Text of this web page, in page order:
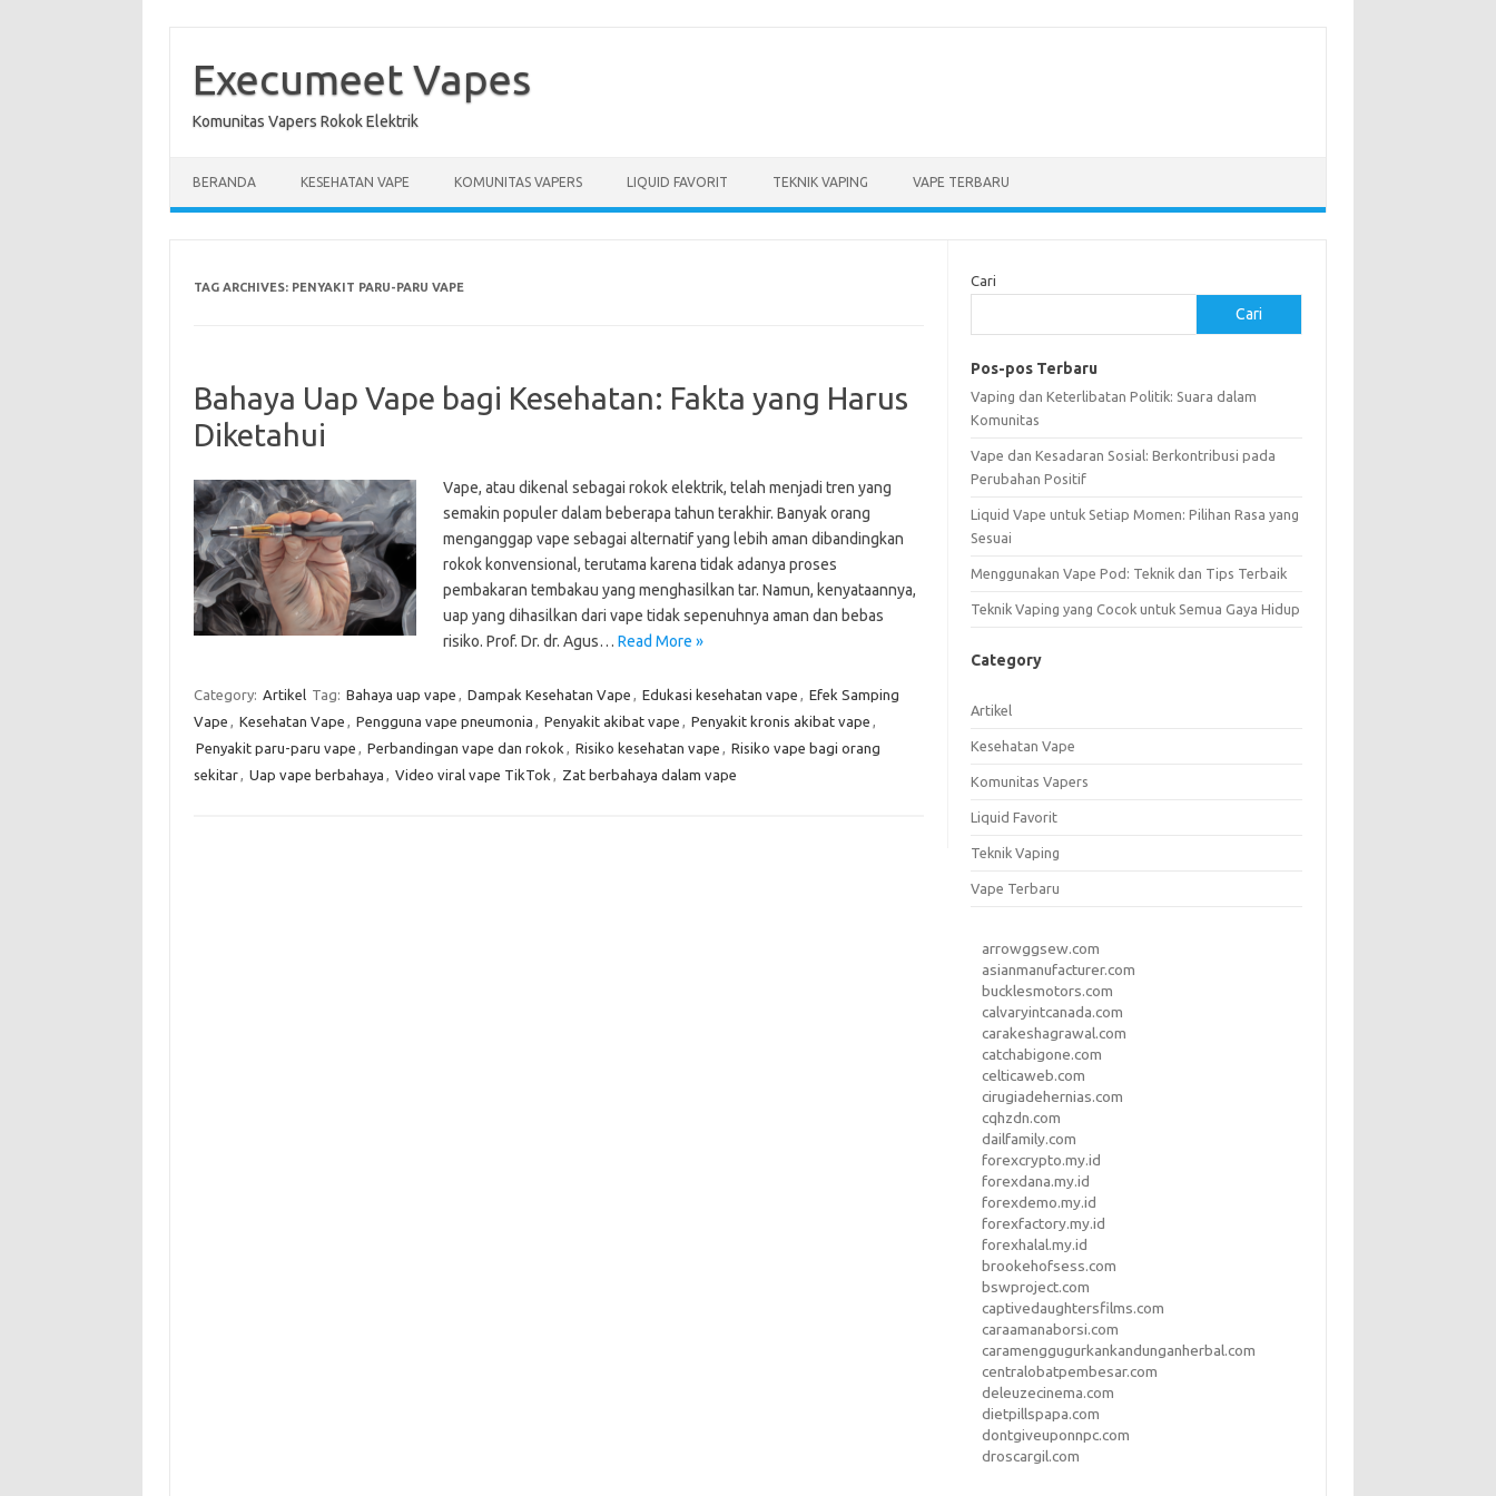
contentExecumeet Vapes
Komunitas Vapers Rokok Elektrik
BERANDA KESEHATAN VAPE KOMUNITAS VAPERS LIQUID FAVORIT TEKNIK VAPING VAPE TERBARU
TAG ARCHIVES: PENYAKIT PARU-PARU VAPE
Bahaya Uap Vape bagi Kesehatan: Fakta yang Harus
Diketahui
Vape, atau dikenal sebagai rokok elektrik, telah menjadi tren yang
semakin populer dalam beberapa tahun terakhir. Banyak orang
menganggap vape sebagai alternatif yang lebih aman dibandingkan
rokok konvensional, terutama karena tidak adanya proses
pembakaran tembakau yang menghasilkan tar. Namun, kenyataannya,
uap yang dihasilkan dari vape tidak sepenuhnya aman dan bebas
risiko. Prof. Dr. dr. Agus… Read More »
Category: Artikel Tag: Bahaya uap vape , Dampak Kesehatan Vape , Edukasi kesehatan vape , Efek Samping
Vape , Kesehatan Vape , Pengguna vape pneumonia , Penyakit akibat vape , Penyakit kronis akibat vape ,
Penyakit paru-paru vape , Perbandingan vape dan rokok , Risiko kesehatan vape , Risiko vape bagi orang
sekitar, Uap vape berbahaya , Video viral vape TikTok , Zat berbahaya dalam vape
Cari
Cari
Pos-pos Terbaru
Vaping dan Keterlibatan Politik: Suara dalam
Komunitas
Vape dan Kesadaran Sosial: Berkontribusi pada
Perubahan Positif
Liquid Vape untuk Setiap Momen: Pilihan Rasa yang
Sesuai
Menggunakan Vape Pod: Teknik dan Tips Terbaik
Teknik Vaping yang Cocok untuk Semua Gaya Hidup
Category
Artikel
Kesehatan Vape
Komunitas Vapers
Liquid Favorit
Teknik Vaping
Vape Terbaru
arrowggsew.com
asianmanufacturer.com
bucklesmotors.com
calvaryintcanada.com
carakeshagrawal.com
catchabigone.com
celticaweb.com
cirugiadehernias.com
cqhzdn.com
dailfamily.com
forexcrypto.my.id
forexdana.my.id
forexdemo.my.id
forexfactory.my.id
forexhalal.my.id
brookehofsess.com
bswproject.com
captivedaughtersfilms.com
caraamanaborsi.com
caramenggugurkankandunganherbal.com
centralobatpembesar.com
deleuzecinema.com
dietpillspapa.com
dontgiveuponnpc.com
droscargil.com